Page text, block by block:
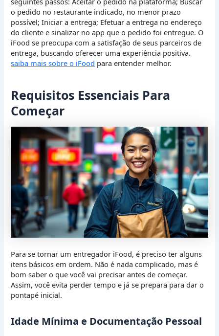
o pedido no restaurante indicado, no menor prazo
possível; Iniciar a entrega; Efetuar a entrega no endereço
do cliente e sinalizar no app que o pedido foi entregue. O
iFood se preocupa com a satisfação de seus parceiros de
entrega, buscando oferecer uma experiência positiva.
saiba mais sobre o iFood para entender melhor.
Requisitos Essenciais Para
Começar
Para se tornar um entregador iFood, é preciso ter alguns
itens básicos em ordem. Não é nada complicado, mas é
bom saber o que você vai precisar antes de começar.
Assim, você evita perder tempo e já se prepara para dar o
pontapé inicial.
Idade Mínima e Documentação Pessoal